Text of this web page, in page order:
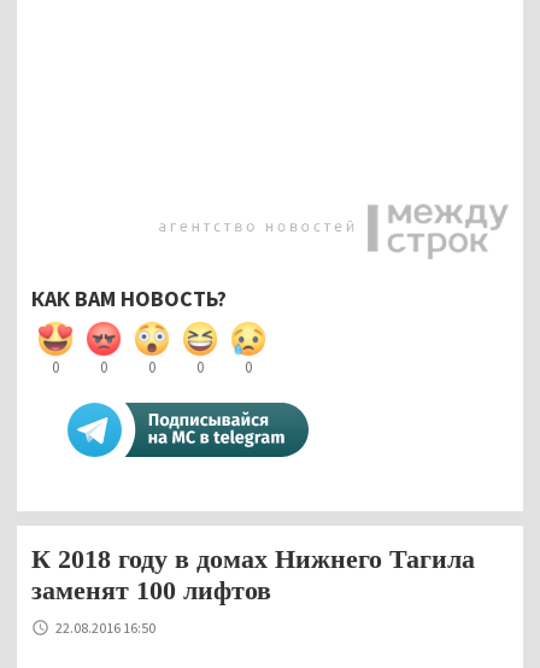
КАК ВАМ НОВОСТЬ?
0 0 0 0 0
К 2018 году в домах Нижнего Тагила
заменят 100 лифтов
22.08.2016 16:50